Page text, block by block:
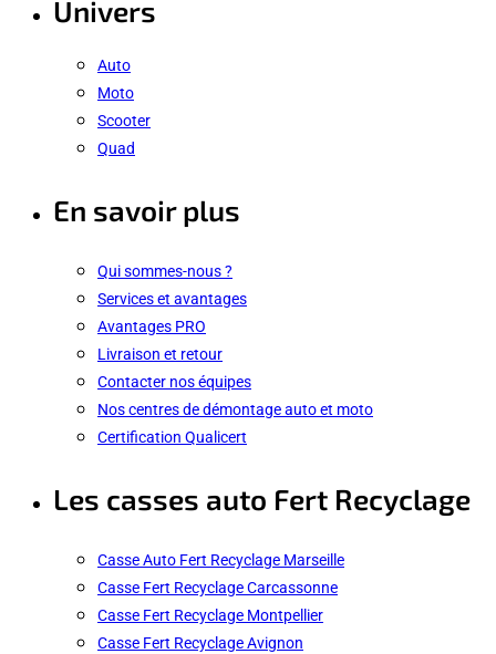
Univers
Auto
Moto
Scooter
Quad
En savoir plus
Qui sommes-nous ?
Services et avantages
Avantages PRO
Livraison et retour
Contacter nos équipes
Nos centres de démontage auto et moto
Certification Qualicert
Les casses auto Fert Recyclage
Casse Auto Fert Recyclage Marseille
Casse Fert Recyclage Carcassonne
Casse Fert Recyclage Montpellier
Casse Fert Recyclage Avignon